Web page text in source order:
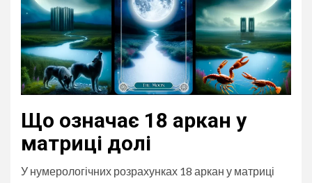
Що означає 18 аркан у
матриці долі
У нумерологічних розрахунках 18 аркан у матриці